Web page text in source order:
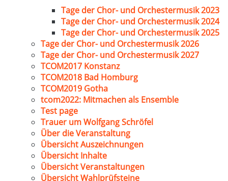
Tage der Chor- und Orchestermusik 2023
Tage der Chor- und Orchestermusik 2024
Tage der Chor- und Orchestermusik 2025
Tage der Chor- und Orchestermusik 2026
Tage der Chor- und Orchestermusik 2027
TCOM2017 Konstanz
TCOM2018 Bad Homburg
TCOM2019 Gotha
tcom2022: Mitmachen als Ensemble
Test page
Trauer um Wolfgang Schröfel
Über die Veranstaltung
Übersicht Auszeichnungen
Übersicht Inhalte
Übersicht Veranstaltungen
Übersicht Wahlprüfsteine